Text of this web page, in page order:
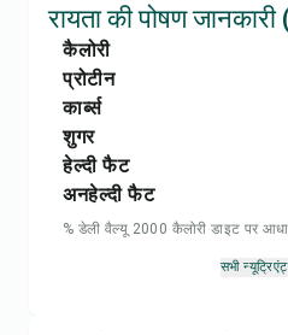
रायता की पोषण जानकारी
कैलोरी
प्रोटीन
कार्ब्स
शुगर
हेल्दी फैट
अनहेल्दी फैट
% डेली वैल्यू 2000 कैलोरी डाइट पर
सभी